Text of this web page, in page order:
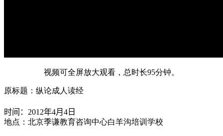
视频可全屏放大观看，总时长95分钟。
原标题：纵论成人读经
时间： 2012年4月 4 日
地点：北京季谦教育咨询中心白羊沟培训学校